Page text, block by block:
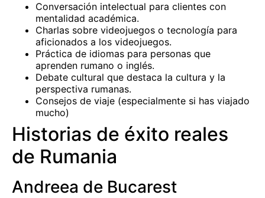
Conversación intelectual para clientes con
mentalidad académica.
Charlas sobre videojuegos o tecnología para
aficionados a los videojuegos.
Práctica de idiomas para personas que
aprenden rumano o inglés.
Debate cultural que destaca la cultura y la
perspectiva rumanas.
Consejos de viaje (especialmente si has viajado
mucho)
Historias de éxito reales
de Rumania
Andreea de Bucarest